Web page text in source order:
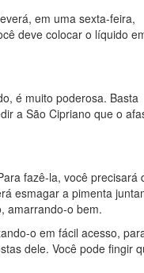
em uma sexta-feira,
deve colocar o líquido
é muito poderosa. Basta
a São Cipriano que o
fazê-la, você precisará
esmagar a pimenta
amarrando-o bem.
o em fácil acesso,
dele. Você pode fingir